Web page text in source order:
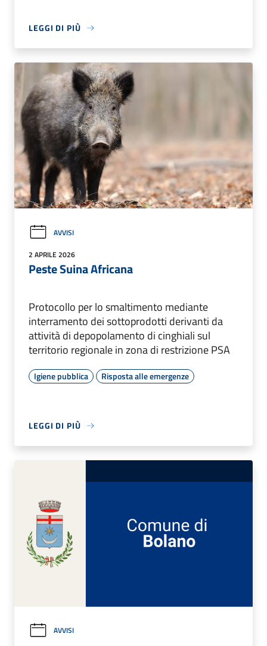
LEGGI DI PIÙ
AVVISI
2 APRILE 2026
Peste Suina Africana
Protocollo per lo smaltimento mediante
interramento dei sottoprodotti derivanti da
attività di depopolamento di cinghiali sul
territorio regionale in zona di restrizione PSA
Igiene pubblica Risposta alle emergenze
LEGGI DI PIÙ
AVVISI